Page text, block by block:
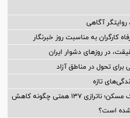
آگاهی
کارگران به مناسبت روز خبرنگار
در روزهای دشوار ایران
تازه
زنگ خطر ۴۵ همتی برای بانک مسکن؛ ناترازی ۱۳۷ همتی چگونه کاهش
است؟